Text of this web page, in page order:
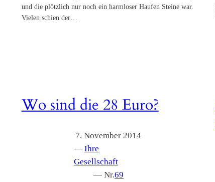
und die plötzlich nur noch ein harmloser Haufen Steine war.
Vielen schien der…
Wo sind die 28 Euro?
7. November 2014
— Ihre
Gesellschaft
— Nr.69